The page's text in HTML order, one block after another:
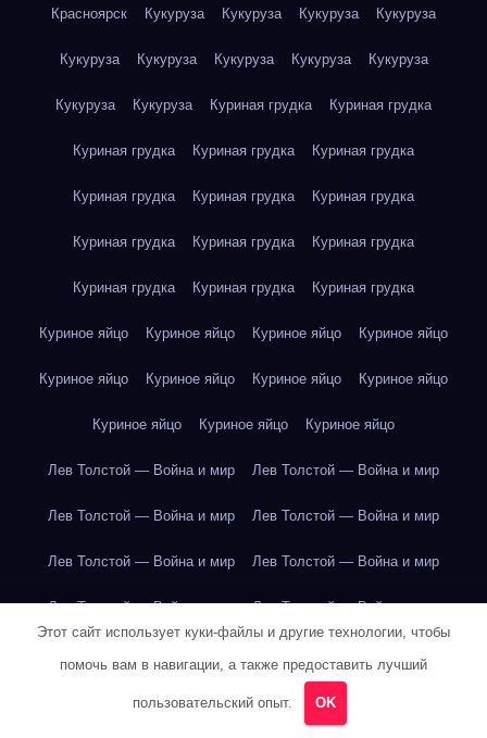
Красноярск Кукуруза Кукуруза Кукуруза Кукуруза
Кукуруза Кукуруза Кукуруза Кукуруза Кукуруза
Кукуруза Кукуруза Куриная грудка Куриная грудка
Куриная грудка Куриная грудка Куриная грудка
Куриная грудка Куриная грудка Куриная грудка
Куриная грудка Куриная грудка Куриная грудка
Куриная грудка Куриная грудка Куриная грудка
Куриное яйцо Куриное яйцо Куриное яйцо Куриное яйцо
Куриное яйцо Куриное яйцо Куриное яйцо Куриное яйцо
Куриное яйцо Куриное яйцо Куриное яйцо
Лев Толстой — Война и мир Лев Толстой — Война и мир
Лев Толстой — Война и мир Лев Толстой — Война и мир
Лев Толстой — Война и мир Лев Толстой — Война и мир
Лев Толстой — Война и мир Лев Толстой — Война и мир
Лев Толстой — Война и мир Лев Толстой — Война и мир
Этот сайт использует куки-файлы и другие технологии, чтобы
помочь вам в навигации, а также предоставить лучший
пользовательский опыт. OK